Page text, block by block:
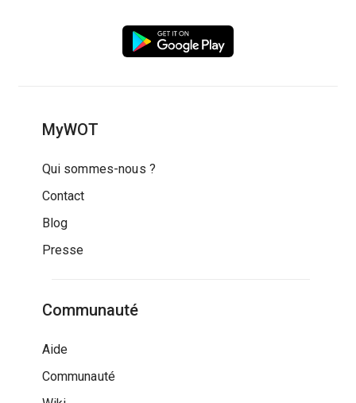
MyWOT
Qui sommes-nous ?
Contact
Blog
Presse
Communauté
Aide
Communauté